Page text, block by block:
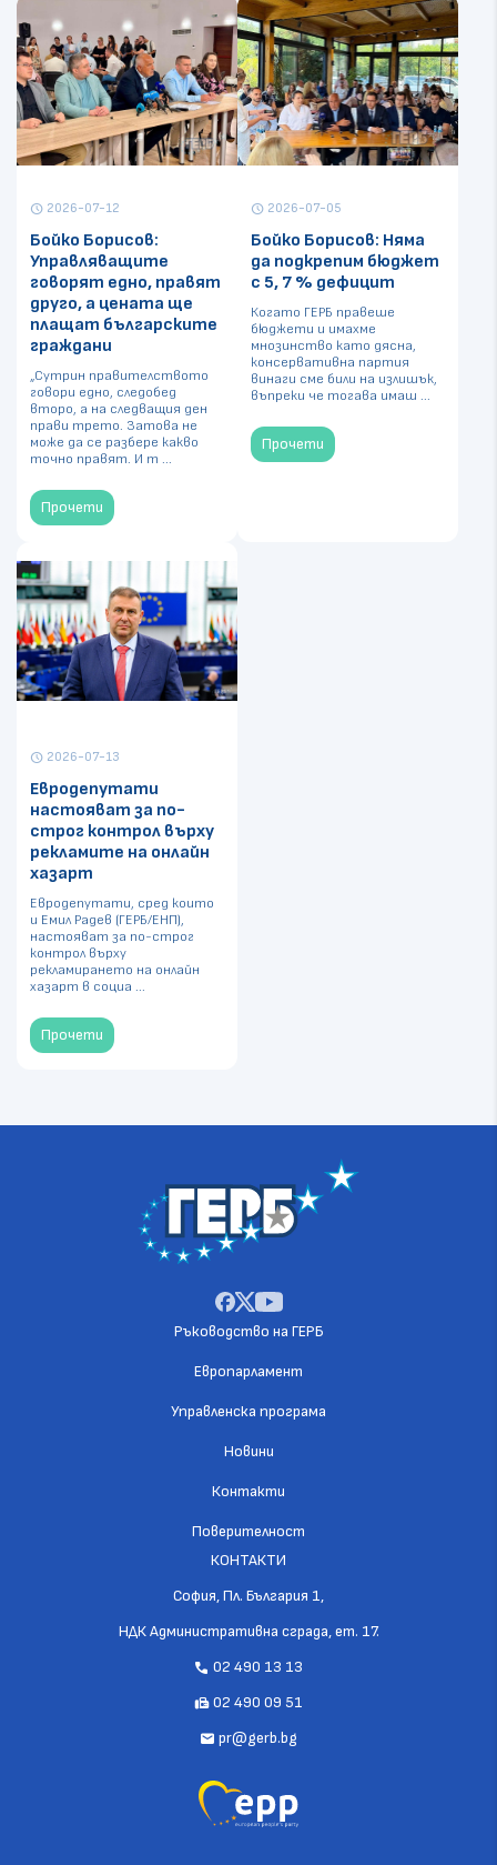
schedule 2026-07-12
Бойко Борисов:
Управляващите
говорят едно, правят
друго, а цената ще
плащат българските
граждани
„Сутрин правителството
говори едно, следобед
второ, а на следващия ден
прави трето. Затова не
може да се разбере какво
точно правят. И т ...
Прочети
schedule 2026-07-05
Бойко Борисов: Няма
да подкрепим бюджет
с 5, 7 % дефицит
Когато ГЕРБ правеше
бюджети и имахме
мнозинство като дясна,
консервативна партия
винаги сме били на излишък,
въпреки че тогава имаш ...
Прочети
schedule 2026-07-13
Евродепутати
настояват за по-
строг контрол върху
рекламите на онлайн
хазарт
Евродепутати, сред които
и Емил Радев (ГЕРБ/ЕНП),
настояват за по-строг
контрол върху
рекламирането на онлайн
хазарт в социа ...
Прочети
Ръководство на ГЕРБ
Европарламент
Управленска програма
Новини
Контакти
Поверителност
КОНТАКТИ
София, Пл. България 1,
НДК Административна сграда, ет. 17.
call 02 490 13 13
fax02 490 09 51
mail pr@gerb.bg